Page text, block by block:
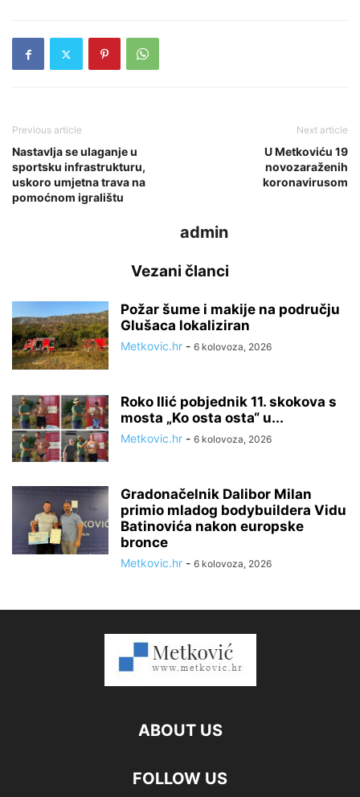
Previous article
Nastavlja se ulaganje u
sportsku infrastrukturu,
uskoro umjetna trava na
pomoćnom igralištu
Next article
U Metkoviću 19
novozaraženih
koronavirusom
admin
Vezani članci
Požar šume i makije na području
Glušaca lokaliziran
Metkovic.hr - 6 kolovoza, 2026
Roko Ilić pobjednik 11. skokova s
mosta „Ko osta osta“ u...
Metkovic.hr - 6 kolovoza, 2026
Gradonačelnik Dalibor Milan
primio mladog bodybuildera Vidu
Batinovića nakon europske
bronce
Metkovic.hr - 6 kolovoza, 2026
ABOUT US
FOLLOW US